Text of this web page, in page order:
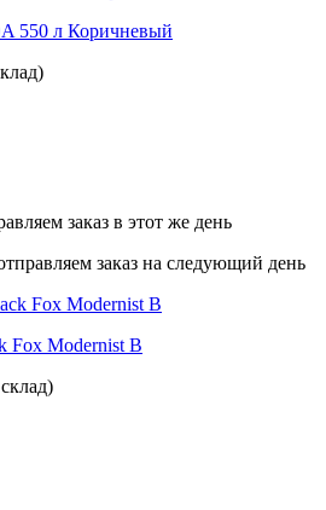
550 л Коричневый
заказ в этот же день
заказ на следующий день
Fox Modernist B